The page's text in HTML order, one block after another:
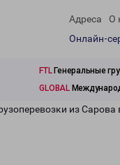
Адреса О
Онлайн-
FTLГенеральные
GLOBAL
из Сарова